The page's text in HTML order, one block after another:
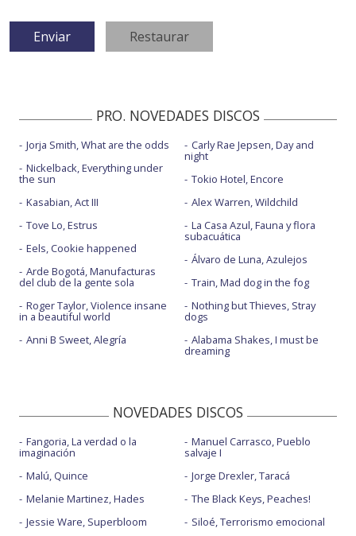
PRO. NOVEDADES DISCOS
Jorja Smith, What are the odds
Nickelback, Everything under
the sun
Kasabian, Act III
Tove Lo, Estrus
Eels, Cookie happened
Arde Bogotá, Manufacturas
del club de la gente sola
Roger Taylor, Violence insane
in a beautiful world
Anni B Sweet, Alegría
Carly Rae Jepsen, Day and
night
Tokio Hotel, Encore
Alex Warren, Wildchild
La Casa Azul, Fauna y flora
subacuática
Álvaro de Luna, Azulejos
Train, Mad dog in the fog
Nothing but Thieves, Stray
dogs
Alabama Shakes, I must be
dreaming
NOVEDADES DISCOS
Fangoria, La verdad o la
imaginación
Malú, Quince
Melanie Martinez, Hades
Jessie Ware, Superbloom
Manuel Carrasco, Pueblo
salvaje I
Jorge Drexler, Taracá
The Black Keys, Peaches!
Siloé, Terrorismo emocional